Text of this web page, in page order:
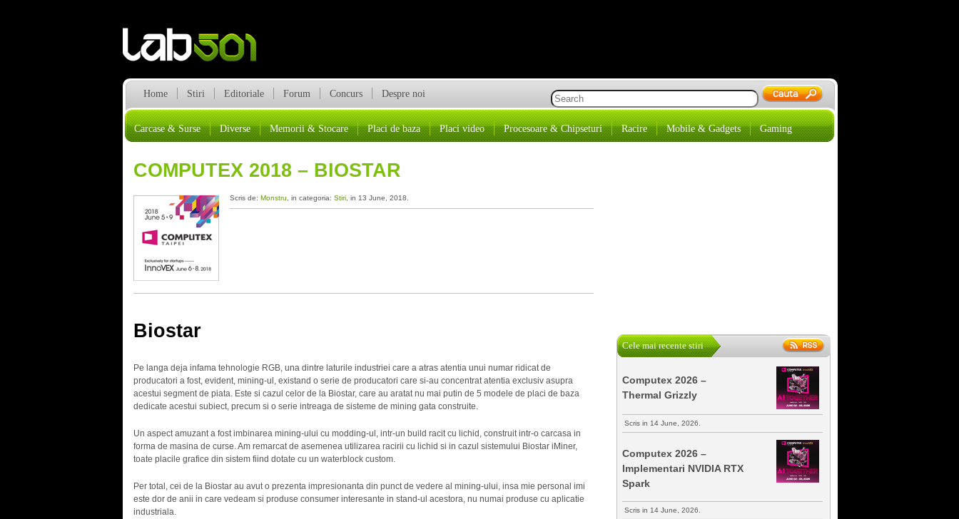
Home Stiri Editoriale Forum Concurs Despre noi
Carcase & Surse Diverse Memorii & Stocare Placi de baza Placi video Procesoare & Chipseturi Racire Mobile & Gadgets Gaming
COMPUTEX 2018 – BIOSTAR
Scris de: Monstru , in categoria: Stiri, in 13 June, 2018.
Biostar
Pe langa deja infama tehnologie RGB, una dintre laturile industriei care a atras atentia unui numar ridicat de
producatori a fost, evident, mining-ul, existand o serie de producatori care si-au concentrat atentia exclusiv asupra
acestui segment de piata. Este si cazul celor de la Biostar, care au aratat nu mai putin de 5 modele de placi de baza
dedicate acestui subiect, precum si o serie intreaga de sisteme de mining gata construite.
Un aspect amuzant a fost imbinarea mining-ului cu modding-ul, intr-un build racit cu lichid, construit intr-o carcasa in
forma de masina de curse. Am remarcat de asemenea utilizarea racirii cu lichid si in cazul sistemului Biostar iMiner,
toate placile grafice din sistem fiind dotate cu un waterblock custom.
Per total, cei de la Biostar au avut o prezenta impresionanta din punct de vedere al mining-ului, insa mie personal imi
este dor de anii in care vedeam si produse consumer interesante in stand-ul acestora, nu numai produse cu aplicatie
industriala.
Cele mai recente stiri
Computex 2026 –
Thermal Grizzly
Scris in 14 June, 2026.
Computex 2026 –
Implementari NVIDIA RTX
Spark
Scris in 14 June, 2026.